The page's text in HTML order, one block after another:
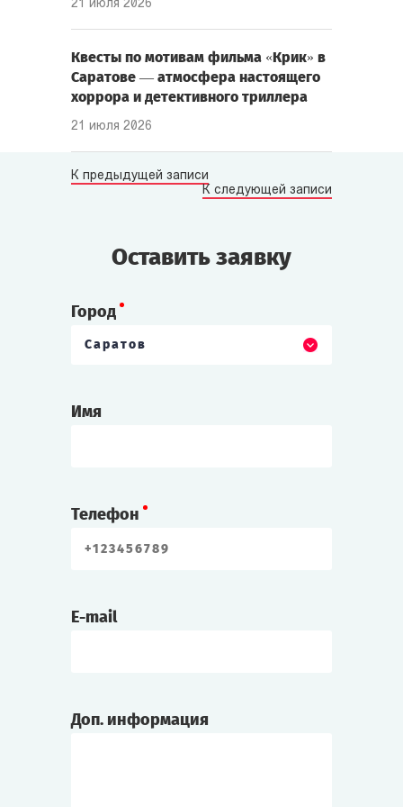
21 июля 2026
Квесты по мотивам фильма «Крик» в
Саратове — атмосфера настоящего
хоррора и детективного триллера
21 июля 2026
К предыдущей записи
К следующей записи
Оставить заявку
Город
Саратов
Имя
Телефон
E-mail
Доп. информация